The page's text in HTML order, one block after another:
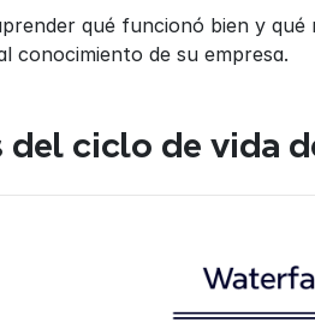
qué funcionó bien y
conocimiento de su empresa.
del ciclo de vida